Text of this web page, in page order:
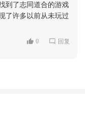
到了志同道合的游戏
了许多以前从未玩过
0 回复